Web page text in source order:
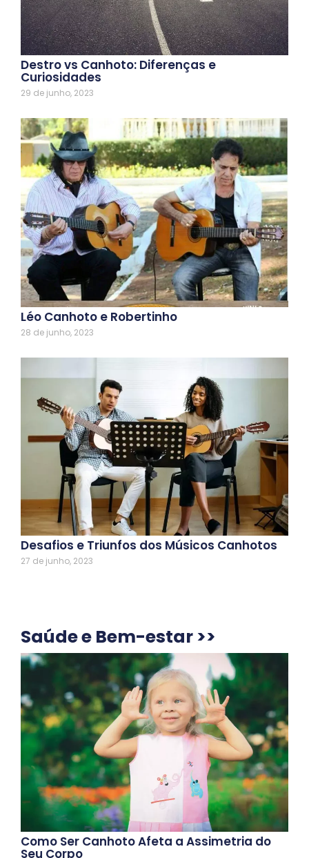
Destro vs Canhoto: Diferenças e
Curiosidades
29 de junho, 2023
Léo Canhoto e Robertinho
28 de junho, 2023
Desafios e Triunfos dos Músicos Canhotos
27 de junho, 2023
Saúde e Bem-estar >>
Como Ser Canhoto Afeta a Assimetria do
Seu Corpo